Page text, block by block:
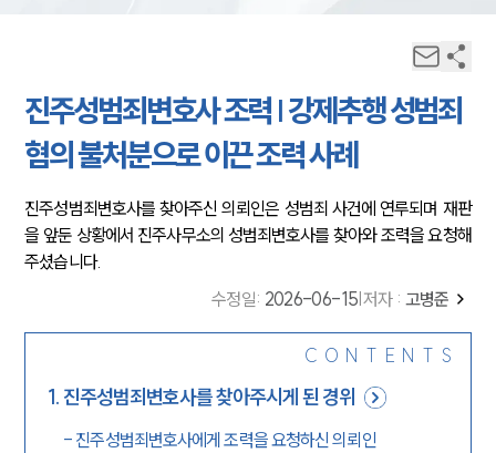
진주성범죄변호사 조력 | 강제추행 성범죄
혐의 불처분으로 이끈 조력 사례
진주성범죄변호사를 찾아주신 의뢰인은 성범죄 사건에 연루되며 재판
을 앞둔 상황에서 진주사무소의 성범죄변호사를 찾아와 조력을 요청해
주셨습니다.
수정일: 2026-06-15 저자 : 고병준
CONTENTS
1. 진주성범죄변호사를 찾아주시게 된 경위
- 진주성범죄변호사에게 조력을 요청하신 의뢰인